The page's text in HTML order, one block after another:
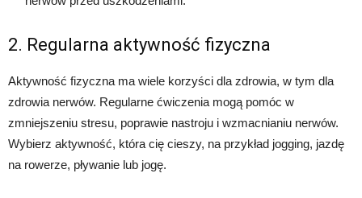
2. Regularna aktywność fizyczna
Aktywność fizyczna ma wiele korzyści dla zdrowia, w tym dla
zdrowia nerwów. Regularne ćwiczenia mogą pomóc w
zmniejszeniu stresu, poprawie nastroju i wzmacnianiu nerwów.
Wybierz aktywność, która cię cieszy, na przykład jogging, jazdę
na rowerze, pływanie lub jogę.